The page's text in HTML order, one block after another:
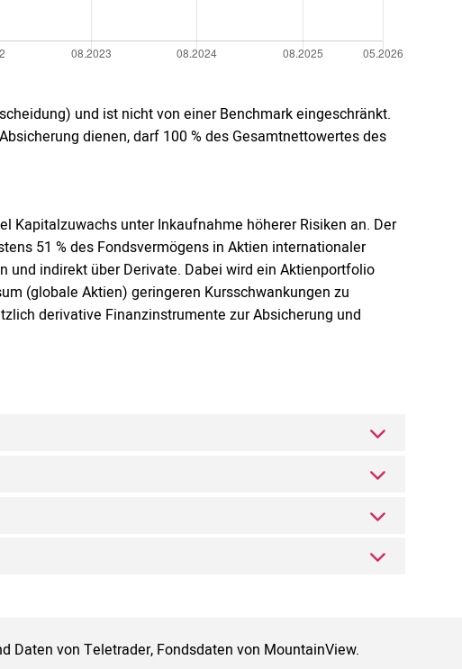
und ist nicht von einer Benchmark eingeschränkt.
dienen, darf 100 % des Gesamtnettowertes des
Kapitalzuwachs unter Inkaufnahme höherer Risiken an. Der
51 % des Fondsvermögens in Aktien internationaler
und indirekt über Derivate. Dabei wird ein Aktienportfolio
(globale Aktien) geringeren Kursschwankungen zu
derivative Finanzinstrumente zur Absicherung und
von Teletrader, Fondsdaten von MountainView.